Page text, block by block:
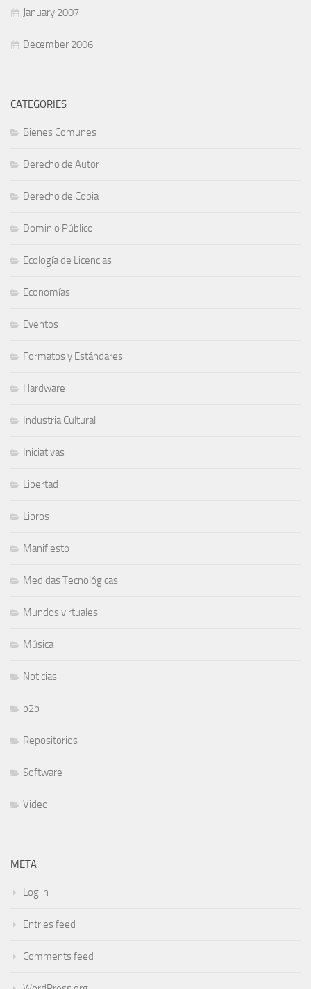
January 2007
December 2006
CATEGORIES
Bienes Comunes
Derecho de Autor
Derecho de Copia
Dominio Público
Ecología de Licencias
Economías
Eventos
Formatos y Estándares
Hardware
Industria Cultural
Iniciativas
Libertad
Libros
Manifiesto
Medidas Tecnológicas
Mundos virtuales
Música
Noticias
p2p
Repositorios
Software
Video
META
Log in
Entries feed
Comments feed